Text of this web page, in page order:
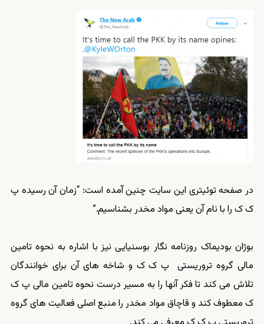
در صفحه توئیتری این سایت چنین آمده است: “زمان آن رسیده پ
ک ک را با نام آن یعنی مواد مخدر بشناسیم.”
بوژان بودیماک روزنامه نگار بوسنیایی نیز با اشاره به نحوه تامین
مالی گروه تروریستی پ ک ک و شاخه های آن برای خوانندگان
تلاش می کند تا فکر آنها را به مسیر درست نحوه تامین مالی پ ک
ک معطوف کند و قاچاق مواد مخدر را منبع اصلی فعالیت های گروه